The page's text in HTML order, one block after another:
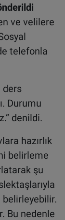
ve velilere
telefonla
ders
Durumu
denildi.
hazırlık
belirleme
şu
Bu nedenle